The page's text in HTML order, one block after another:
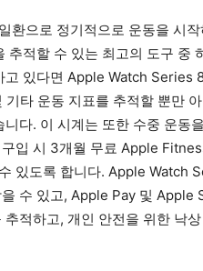
환으로 정기적으로 운동을 시
적할 수 있는 최고의 도구 중
있다면 Apple Watch Series
타 운동 지표를 추적할 뿐만
다. 이 시계는 또한 수중 운동
입 시 3개월 무료 Apple
있도록 합니다. Apple Watch
수 있고, Apple Pay 및 Apple
적하고, 개인 안전을 위한 낙